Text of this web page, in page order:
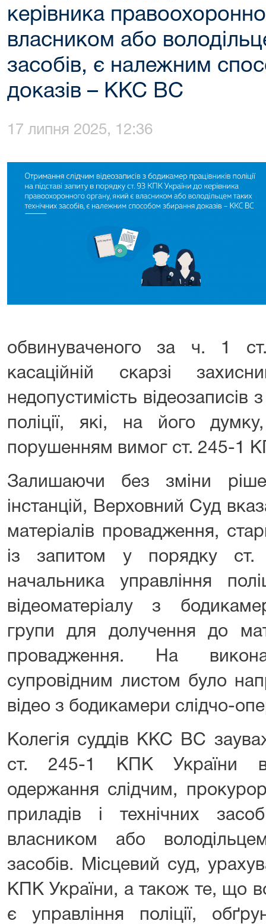
керівника
власником або
засобів, є належним
доказів – ККС ВС
17 липня 2025, 12:36
обвинуваченого за ч. 1
касаційній скарзі
недопустимість відеозаписів
поліції, які, на його
порушенням вимог ст. 245-1
Залишаючи без зміни
інстанцій, Верховний Суд
матеріалів провадження,
із запитом у порядку
начальника управління
відеоматеріалу з
групи для долучення до
провадження. На
супровідним листом було
відео з бодикамери слідчо-
Колегія суддів ККС ВС
ст. 245-1 КПК України
одержання слідчим,
приладів і технічних
власником або
засобів. Місцевий суд,
КПК України, а також те, що
є управління поліції,